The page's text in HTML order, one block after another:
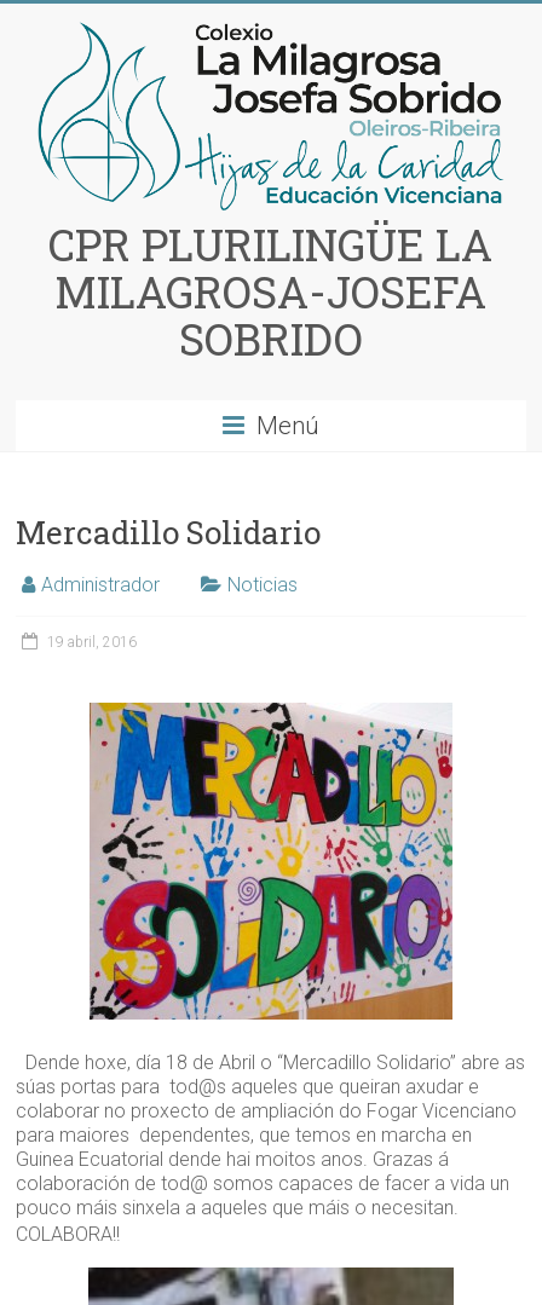
contenido
CPR PLURILINGÜE LA
MILAGROSA-JOSEFA
SOBRIDO
Menú
Mercadillo Solidario
Administrador Noticias
19 abril, 2016
Dende hoxe, día 18 de Abril o “Mercadillo Solidario” abre as
súas portas para tod@s aqueles que queiran axudar e
colaborar no proxecto de ampliación do Fogar Vicenciano
para maiores dependentes, que temos en marcha en
Guinea Ecuatorial dende hai moitos anos. Grazas á
colaboración de tod@ somos capaces de facer a vida un
pouco máis sinxela a aqueles que máis o necesitan.
COLABORA!!